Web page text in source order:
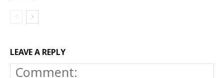
LEAVE A REPLY